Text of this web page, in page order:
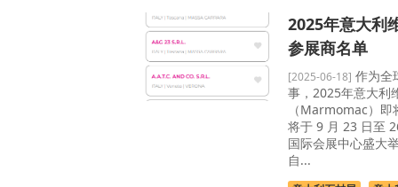
2025年意大利
参展商名单
[2025-06-18] 作为全
事，2025年意大利
（Marmomac）
将于 9 月 23 日至
国际会展中心盛大
自...